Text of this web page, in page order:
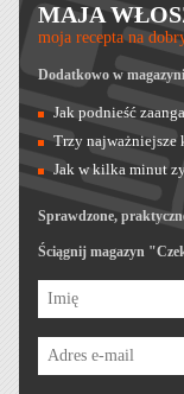
MAJA
moja recepta na
Dodatkowo w
Jak podnieść
Trzy najważniejsze
Jak w kilka minut
Sprawdzone,
Ściągnij magazyn